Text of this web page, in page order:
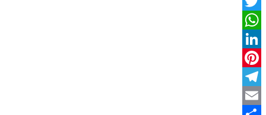
Twitter
WhatsApp
LinkedIn
Pinterest
Telegram